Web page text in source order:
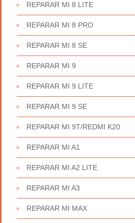
REPARAR MI 8 LITE
REPARAR MI 8 PRO
REPARAR MI 8 SE
REPARAR MI 9
REPARAR MI 9 LITE
REPARAR MI 9 SE
REPARAR MI 9T/REDMI K20
REPARAR MI A1
REPARAR MI A2 LITE
REPARAR MI A3
REPARAR MI MAX